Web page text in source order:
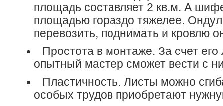
площадь составляет 2 кв.м. А
площадью гораздо тяжелее.
перевозить, поднимать и кровлю
Простота в монтаже. За счет его
опытный мастер сможет вести с
Пластичность. Листы можно
особых трудов приобретают